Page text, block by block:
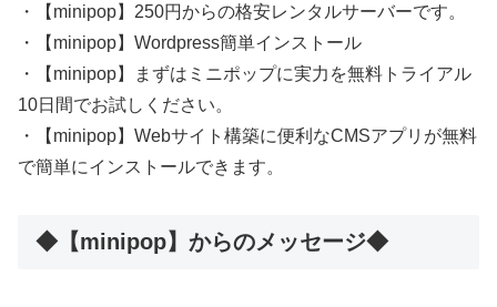
・【minipop】250円からの格安レンタルサーバーです。
・【minipop】Wordpress簡単インストール
・【minipop】まずはミニポップに実力を無料トライアル
10日間でお試しください。
・【minipop】Webサイト構築に便利なCMSアプリが無料
で簡単にインストールできます。
◆【minipop】からのメッセージ◆